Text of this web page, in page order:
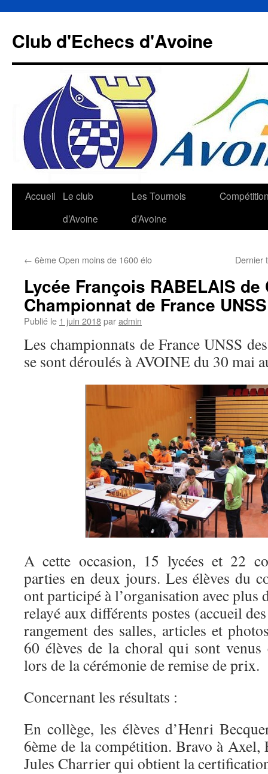
contenu
Club d'Echecs d'Avoine
Accueil
Le club
d’Avoine
Les Tournois
d’Avoine
← 6ème Open moins de 1600 élo Dernier
Lycée François RABELAIS de
Championnat de France UNSS
Publié le 1 juin 2018paradmin
Les championnats de France UNSS
se sont déroulés à AVOINE du 30 mai
A cette occasion, 15 lycées et 22
parties en deux jours. Les élèves du
ont participé à l’organisation avec plus
relayé aux différents postes (accueil
rangement des salles, articles et
60 élèves de la choral qui sont venus
lors de la cérémonie de remise de prix.
Concernant les résultats :
En collège, les élèves d’Henri
6ème de la compétition. Bravo à Axel,
Jules Charrier qui obtient la